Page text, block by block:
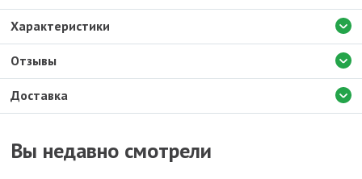
Доставка
Характеристики
Отзывы
Вы недавно смотрели